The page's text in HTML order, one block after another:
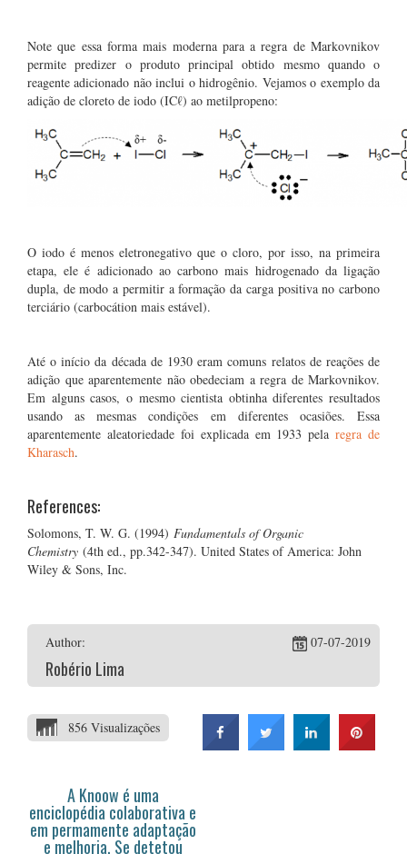
Note que essa forma mais moderna para a regra de Markovnikov
permite predizer o produto principal obtido mesmo quando o
reagente adicionado não inclui o hidrogênio. Vejamos o exemplo da
adição de cloreto de iodo (ICℓ) ao metilpropeno:
O iodo é menos eletronegativo que o cloro, por isso, na primeira
etapa, ele é adicionado ao carbono mais hidrogenado da ligação
dupla, de modo a permitir a formação da carga positiva no carbono
terciário (carbocátion mais estável).
Até o início da década de 1930 eram comuns relatos de reações de
adição que aparentemente não obedeciam a regra de Markovnikov.
Em alguns casos, o mesmo cientista obtinha diferentes resultados
usando as mesmas condições em diferentes ocasiões. Essa
aparentemente aleatoriedade foi explicada em 1933 pelaregra de
Kharasch.
References:
Solomons, T. W. G. (1994) Fundamentals of Organic
Chemistry (4th ed., pp.342-347). United States of America: John
Wiley & Sons, Inc.
Author:
Robério Lima
07-07-2019
856 Visualizações
A Knoow é uma
enciclopédia colaborativa e
em permamente adaptação
e melhoria. Se detetou